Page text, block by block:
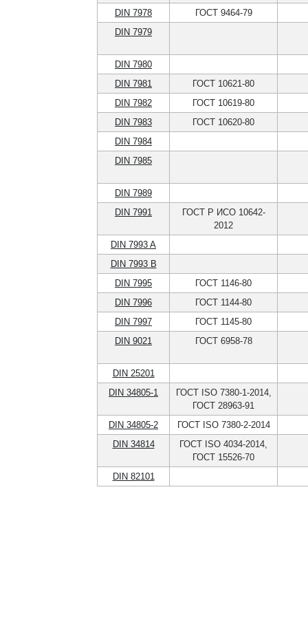
DIN 7978
ГОСТ 9464-79
DIN 7979
DIN 7980
DIN 7981
ГОСТ 10621-80
DIN 7982
ГОСТ 10619-80
DIN 7983
ГОСТ 10620-80
DIN 7984
DIN 7985
DIN 7989
DIN 7991
ГОСТ Р ИСО 10642-
2012
DIN 7993 A
DIN 7993 B
DIN 7995
ГОСТ 1146-80
DIN 7996
ГОСТ 1144-80
DIN 7997
ГОСТ 1145-80
DIN 9021
ГОСТ 6958-78
DIN 25201
DIN 34805-1
ГОСТ ISO 7380-1-2014,
ГОСТ 28963-91
DIN 34805-2
ГОСТ ISO 7380-2-2014
DIN 34814
ГОСТ ISO 4034-2014,
ГОСТ 15526-70
DIN 82101